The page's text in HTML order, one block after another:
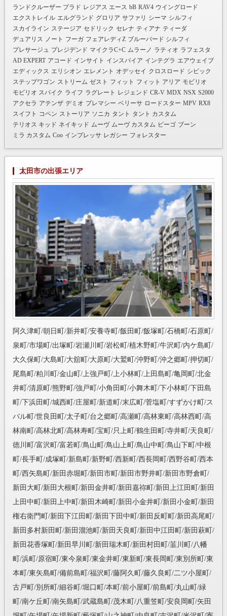
ランドクルーザー プラド レジアス エース bB RAV4 ウイングロード
エクストレイル エルグランド グロリア サファリ シーマ シルフィ
スカイライン ステージア セドリック セレナ ティアナ ティーダ
デュアリス ノート フーガ フェアレディZ ブルーバード シルフィ
プレサージュ プレジデンド マイクラC+C ムラーノ ラティオ ラフェスタ
AD EXPERT アコード インサイト インスパイア インテグラ エアウェイブ
エディックス エリシオン エレメント オデッセイ クロスロード シビック
ステップワゴン ストリーム ゼスト フィット フィット アリア モビリオ
モビリオ スパイク ライフ ラグレート レジェンド CR-V MDX NSX S2000
アクセラ アテンザ デミオ プレマシー ベリーサ ロードスター MPV RX8
スイフト コペン ストーリア ソニカ タント タント カスタム
テリオス キッド ネイキッド ムーヴ ムーヴ カスタム ビーゴ ブーン
ミラ カスタム Coo インプレッサ レガシー フォレスター
太田市の出張エリア
阿久津町/朝日町/新井町/安養寺町/飯田町/飯塚町/石橋町/石原町/
泉町/市場町/出塚町/岩瀬川町/岩松町/植木野町/牛沢町/内ケ島町/
大久保町/大島町/大舘町/大原町/大鷲町/沖野町/沖之郷町/押切町/
尾島町/粕川町/金山町/上強戸町/上小林町/上田島町/亀岡町/北金
井町/清原町/熊野町/強戸町/小角田町/小舞木町/下小林町/下田島
町/下浜田町/城西町/庄屋町/新道町/末広町/菅塩町/すずかけ町/ス
バル町/世良田町/太子町/台之郷町/高瀬町/高林東町/高林西町/高
林南町/高林北町/高林寿町/宝町/只上町/鶴生田町/寺井町/天良町/
徳川町/富沢町/富若町/鳥山町/鳥山上町/鳥山中町/鳥山下町/中根
町/長手町/成塚町/新島町/新野町/西新町/西長岡町/西野谷町/西本
町/西矢島町/新田赤堀町/新田市町/新田市野井町/新田市野倉町/
新田大町/新田大根町/新田金井町/新田嘉祢町/新田上江田町/新田
上田中町/新田上中町/新田木崎町/新田小金井町/新田小金町/新田
権右衛門町/新田下江田町/新田下田中町/新田反町町/新田高尾町/
新田多村新田町/新田溜池町/新田天良町/新田中江田町/新田萩町/
新田花香塚町/新田早川町/新田瑞木町/新田村田町/韮川町/八幡
町/浜町/原宿町/東今泉町/東金井町/東新町/東長岡町/東別所町/東
本町/東矢島町/備前島町/福沢町/藤阿久町/藤久良町/二ツ小屋町/
古戸町/別所町/細谷町/堀口町/本町/前小屋町/前島町/丸山町/緑
町/南ケ丘町/南矢島町/武蔵島町/茂木町/八重笠町/安良岡町/矢田